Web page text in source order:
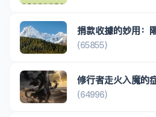
捐款收據的妙用：
(65855)
修行者走火入魔的
(64996)